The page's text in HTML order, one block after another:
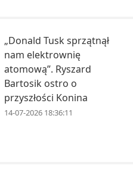
„Donald Tusk sprzątnął
nam elektrownię
atomową”. Ryszard
Bartosik ostro o
przyszłości Konina
14-07-2026 18:36:11